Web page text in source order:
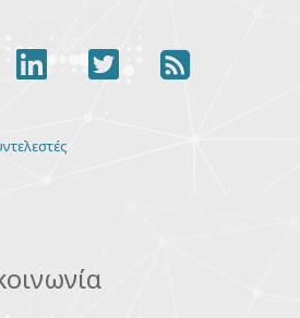
linkedintwitterrss